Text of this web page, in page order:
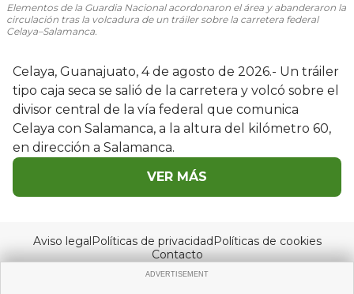
Elementos de la Guardia Nacional acordonaron el área y abanderaron la
circulación tras la volcadura de un tráiler sobre la carretera federal
Celaya–Salamanca.
Celaya, Guanajuato, 4 de agosto de 2026.- Un tráiler
tipo caja seca se salió de la carretera y volcó sobre el
divisor central de la vía federal que comunica
Celaya con Salamanca, a la altura del kilómetro 60,
en dirección a Salamanca.
VER MÁS
Aviso legalPolíticas de privacidadPolíticas de cookies
Contacto